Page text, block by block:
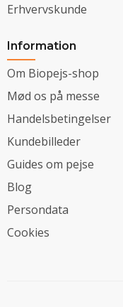
Erhvervskunde
Information
Om Biopejs-shop
Mød os på messe
Handelsbetingelser
Kundebilleder
Guides om pejse
Blog
Persondata
Cookies